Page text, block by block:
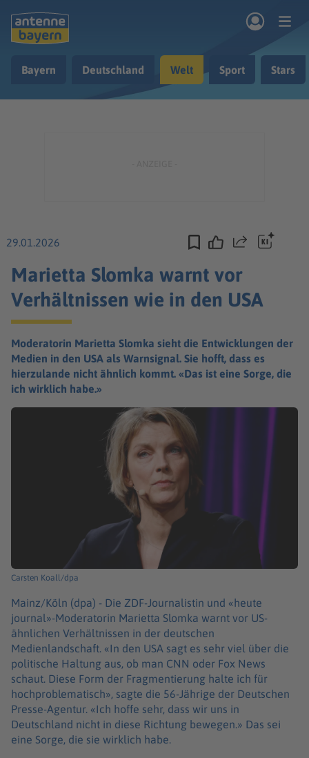
Nachrichten
Bayern Deutschland Welt Sport Stars
29.01.2026 Teilen
Marietta Slomka warnt vor
Verhältnissen wie in den USA
Moderatorin Marietta Slomka sieht die Entwicklungen der
Medien in den USA als Warnsignal. Sie hofft, dass es
hierzulande nicht ähnlich kommt. «Das ist eine Sorge, die
ich wirklich habe.»
Carsten Koall/dpa
Mainz/Köln (dpa) - Die ZDF-Journalistin und «heute
journal»-Moderatorin Marietta Slomka warnt vor US-
ähnlichen Verhältnissen in der deutschen
Medienlandschaft. «In den USA sagt es sehr viel über die
politische Haltung aus, ob man CNN oder Fox News
schaut. Diese Form der Fragmentierung halte ich für
hochproblematisch», sagte die 56-Jährige der Deutschen
Presse-Agentur. «Ich hoffe sehr, dass wir uns in
Deutschland nicht in diese Richtung bewegen.» Das sei
eine Sorge, die sie wirklich habe.